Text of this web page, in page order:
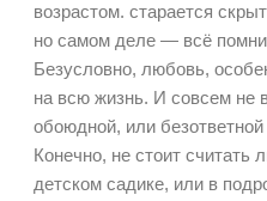
возрастом. старается
но самом деле — всё
Безусловно, любовь,
на всю жизнь. И совсем не
обоюдной, или безответной
Конечно, не стоит
детском садике, или в